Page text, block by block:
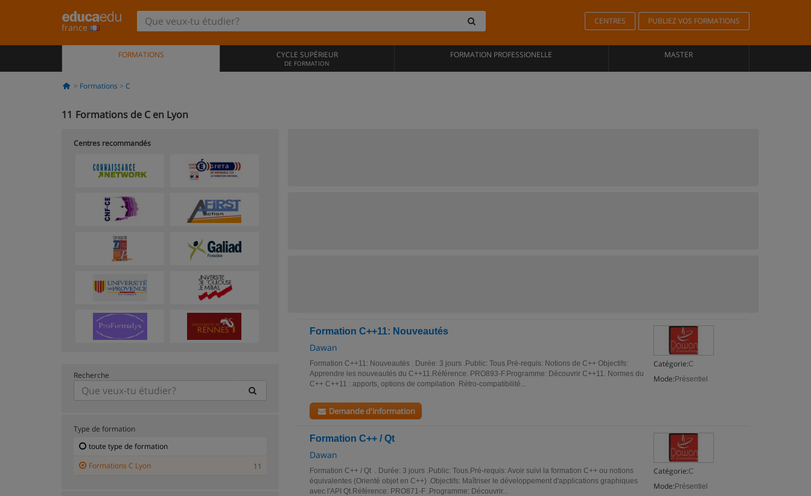
france
CENTRES PUBLIEZ VOS FORMATIONS
FORMATIONS CYCLE SUPÉRIEUR
DE FORMATION
FORMATION PROFESSIONELLE MASTER
Formations C
11 Formations de C en Lyon
Formation C++11: Nouveautés
Dawan
Catégorie:C
Mode: Présentiel
Formation C++11: Nouveautés . Durée: 3 jours .Public: Tous.Pré-requis: Notions de C++ Objectifs:
Apprendre les nouveautés du C++11.Référence: PRO893-F.Programme: Découvrir C++11. Normes du
C++ C++11 : apports, options de compilation Rétro-compatibilité...
Demande d'information
Formation C++ / Qt
Dawan
Catégorie:C
Mode: Présentiel
Formation C++ / Qt . Durée: 3 jours .Public: Tous.Pré-requis: Avoir suivi la formation C++ ou notions
équivalentes (Orienté objet en C++) .Objectifs: Maîtriser le développement d'applications graphiques
avec l'API Qt.Référence: PRO871-F .Programme: Découvrir...
Centres recommandés
Recherche
Type de formation
toute type de formation
Formations C Lyon
11